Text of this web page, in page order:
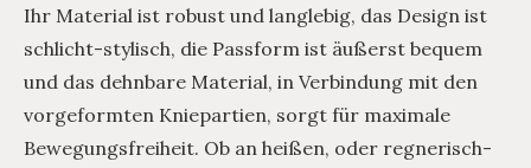
Ihr Material ist robust und langlebig, das Design ist
schlicht-stylisch, die Passform ist äußerst bequem
und das dehnbare Material, in Verbindung mit den
vorgeformten Kniepartien, sorgt für maximale
Bewegungsfreiheit. Ob an heißen, oder regnerisch-